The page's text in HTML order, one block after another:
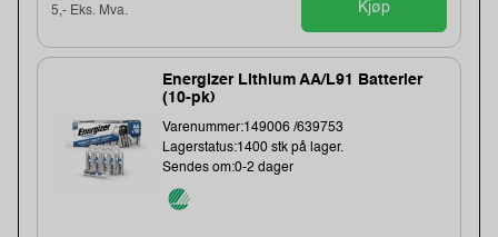
5,- Eks. Mva. Kjøp
Energizer Lithium AA/L91 Batterier
(10-pk)
Varenummer:149006 /639753
Lagerstatus:1400 stk på lager.
Sendes om:0-2 dager